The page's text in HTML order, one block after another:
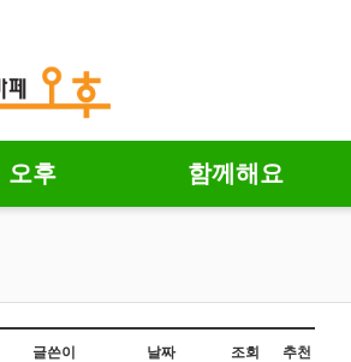
오후 함께해요
글쓴이 날짜 조회 추천